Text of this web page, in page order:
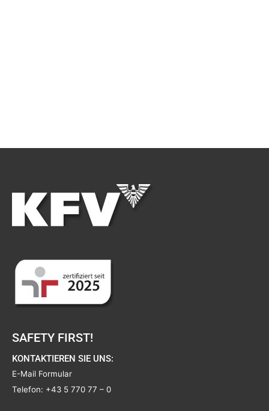
SAFETY FIRST!
KONTAKTIEREN SIE UNS:
E-Mail Formular
Telefon: +43 5 770 77 – 0